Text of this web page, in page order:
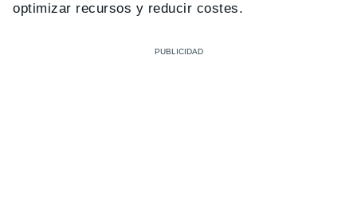
optimizar recursos y reducir costes.